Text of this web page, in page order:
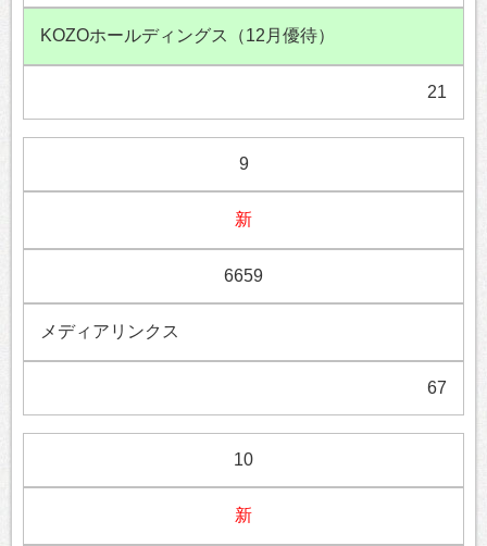
KOZOホールディングス（12月優待）
21
9
新
6659
メディアリンクス
67
10
新